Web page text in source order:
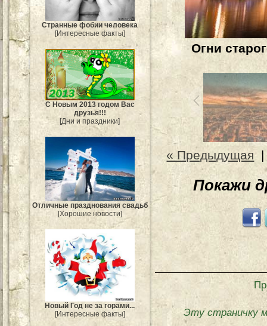
Странные фобии человека
[Интересные факты]
С Новым 2013 годом Вас
друзья!!!
[Дни и праздники]
Отличные празднования свадьб
[Хорошие новости]
Новый Год не за горами...
[Интересные факты]
Огни
« Предыдущая
Покажи
Эту страничку